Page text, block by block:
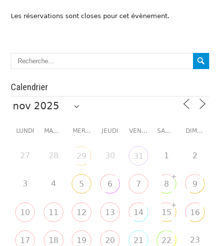
Les réservations sont closes pour cet évènement.
Calendrier
LUNDI MARDI MERCREDI JEUDI VENDREDI SAMEDI DIMANCHE
27 28 29 30 31 1 2
3 4 5 6 7 8
+
9
10 11 12 13 14 15
+
16
17 18 19 20 21 22 23